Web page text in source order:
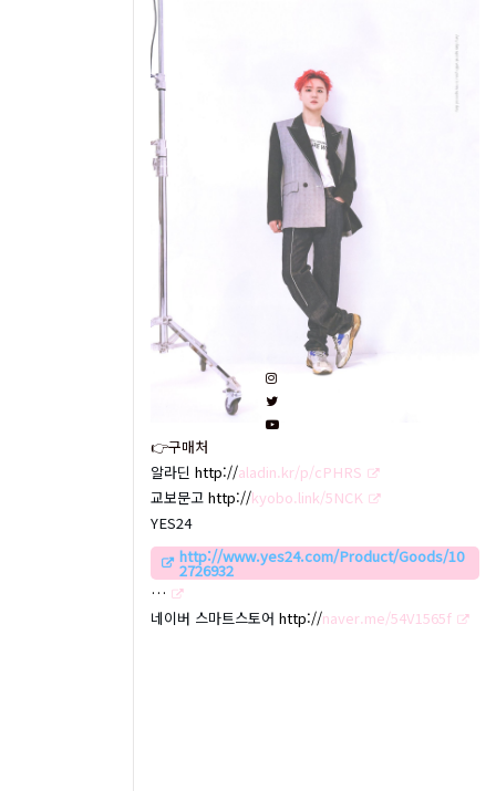
👉구매처
알라딘 http://aladin.kr/p/cPHRS
교보문고 http://kyobo.link/5NCK
YES24
http://www.yes24.com/Product/Goods/10
2726932
…
네이버 스마트스토어 http://naver.me/54V1565f